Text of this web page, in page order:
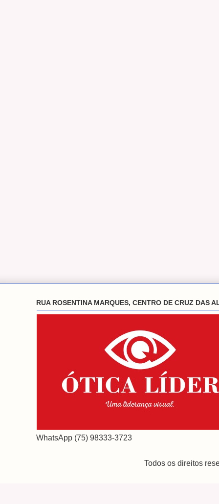
RUA ROSENTINA MARQUES, CENTRO DE CRUZ DAS
WhatsApp (75) 98333-3723
Todos os direitos